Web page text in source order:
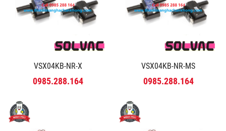
VSX04KB-NR-X
0985.288.164
VSX04KB-NR-MS
0985.288.164